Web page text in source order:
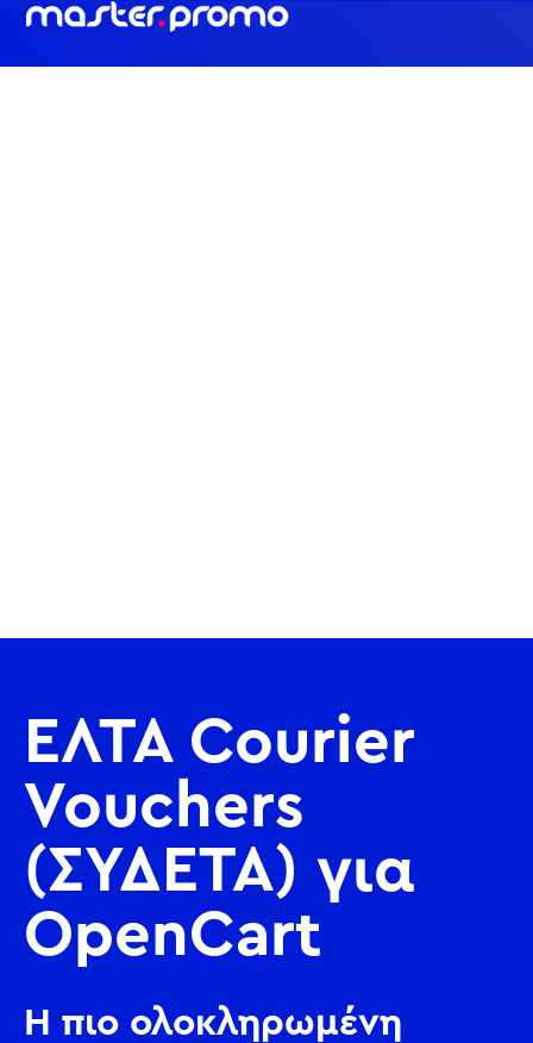
ΕΛΤΑ Courier
Vouchers
(ΣΥΔΕΤΑ) για
OpenCart
Η πιο ολοκληρωμένη